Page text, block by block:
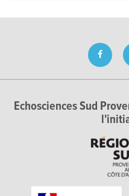
Echosciences Sud